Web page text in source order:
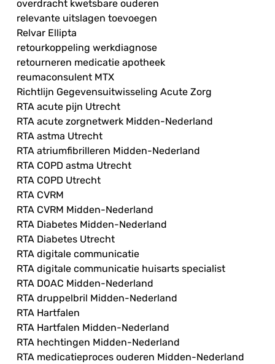
overdracht kwetsbare ouderen
relevante uitslagen toevoegen
Relvar Ellipta
retourkoppeling werkdiagnose
retourneren medicatie apotheek
reumaconsulent MTX
Richtlijn Gegevensuitwisseling Acute Zorg
RTA acute pijn Utrecht
RTA acute zorgnetwerk Midden-Nederland
RTA astma Utrecht
RTA atriumfibrilleren Midden-Nederland
RTA COPD astma Utrecht
RTA COPD Utrecht
RTA CVRM
RTA CVRM Midden-Nederland
RTA Diabetes Midden-Nederland
RTA Diabetes Utrecht
RTA digitale communicatie
RTA digitale communicatie huisarts specialist
RTA DOAC Midden-Nederland
RTA druppelbril Midden-Nederland
RTA Hartfalen
RTA Hartfalen Midden-Nederland
RTA hechtingen Midden-Nederland
RTA medicatieproces ouderen Midden-Nederland